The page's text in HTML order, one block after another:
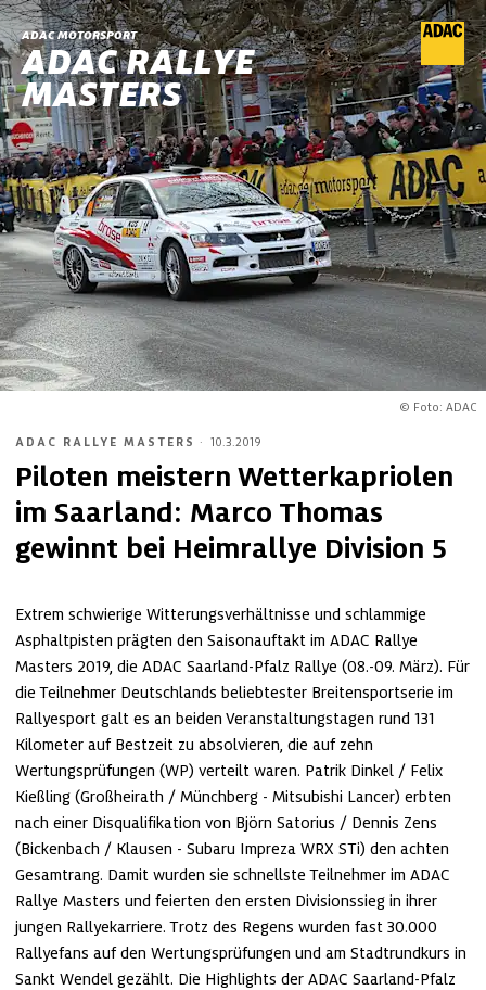
ADAC MOTORSPORT
ADAC RALLYE
MASTERS
© Foto: ADAC
ADAC RALLYE MASTERS · 10.3.2019
Piloten meistern Wetterkapriolen
im Saarland: Marco Thomas
gewinnt bei Heimrallye Division 5
Extrem schwierige Witterungsverhältnisse und schlammige
Asphaltpisten prägten den Saisonauftakt im ADAC Rallye
Masters 2019, die ADAC Saarland-Pfalz Rallye (08.-09. März). Für
die Teilnehmer Deutschlands beliebtester Breitensportserie im
Rallyesport galt es an beiden Veranstaltungstagen rund 131
Kilometer auf Bestzeit zu absolvieren, die auf zehn
Wertungsprüfungen (WP) verteilt waren. Patrik Dinkel / Felix
Kießling (Großheirath / Münchberg - Mitsubishi Lancer) erbten
nach einer Disqualifikation von Björn Satorius / Dennis Zens
(Bickenbach / Klausen - Subaru Impreza WRX STi) den achten
Gesamtrang. Damit wurden sie schnellste Teilnehmer im ADAC
Rallye Masters und feierten den ersten Divisionssieg in ihrer
jungen Rallyekarriere. Trotz des Regens wurden fast 30.000
Rallyefans auf den Wertungsprüfungen und am Stadtrundkurs in
Sankt Wendel gezählt. Die Highlights der ADAC Saarland-Pfalz